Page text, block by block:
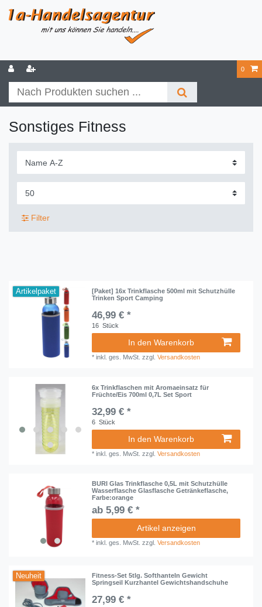
0
Sonstiges Fitness
Filter
Artikelpaket
[Paket] 16x Trinkflasche 500ml mit Schutzhülle
Trinken Sport Camping
46,99 € *
16 Stück
In den Warenkorb
*inkl. ges. MwSt. zzgl.Versandkosten
6x Trinkflaschen mit Aromaeinsatz für
Früchte/Eis 700ml 0,7L Set Sport
32,99 € *
6 Stück
In den Warenkorb
*inkl. ges. MwSt. zzgl.Versandkosten
BURI Glas Trinkflasche 0,5L mit Schutzhülle
Wasserflasche Glasflasche Getränkeflasche,
Farbe:orange
ab 5,99 € *
Artikel anzeigen
*inkl. ges. MwSt. zzgl.Versandkosten
Neuheit
Fitness-Set 5tlg. Softhanteln Gewicht
Springseil Kurzhantel Gewichtshandschuhe
27,99 € *